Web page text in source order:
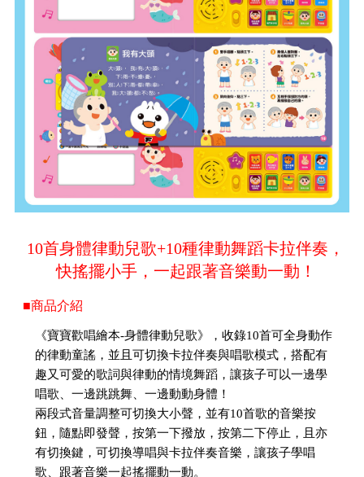
10首身體律動兒歌+10種律動舞蹈卡拉伴奏，
快搖擺小手，一起跟著音樂動一動！
■商品介紹
《寶寶歡唱繪本-身體律動兒歌》，收錄10首可全身動作
的律動童謠，並且可切換卡拉伴奏與唱歌模式，搭配有
趣又可愛的歌詞與律動的情境舞蹈，讓孩子可以一邊學
唱歌、一邊跳跳舞、一邊動動身體！
兩段式音量調整可切換大小聲，並有10首歌的音樂按
鈕，隨點即發聲，按第一下撥放，按第二下停止，且亦
有切換鍵，可切換導唱與卡拉伴奏音樂，讓孩子學唱
歌、跟著音樂一起搖擺動一動。